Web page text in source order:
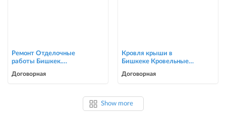
Ремонт Отделочные
работы Бишкек.
0705446944
Договорная
Кровля крыши в
Бишкеке Кровельные
Договорная
Show more